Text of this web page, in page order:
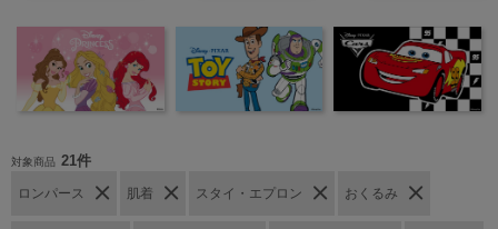
対象商品 21件
ロンパース 肌着 スタイ・エプロン おくるみ